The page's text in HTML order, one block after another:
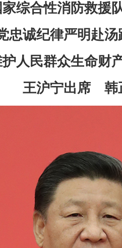
综合性消防救援
忠诚纪律严明赴
护人民群众生命财
王沪宁出席 韩